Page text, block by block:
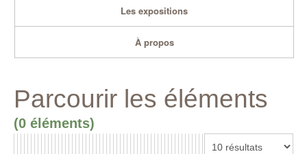
Les expositions
À propos
Parcourir les éléments
(0 éléments)